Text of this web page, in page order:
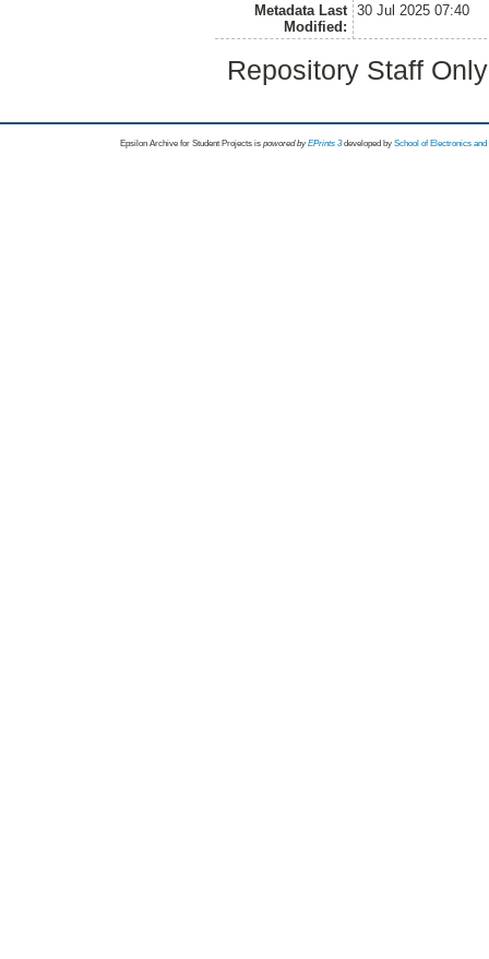
Metadata Last
Modified:
30 Jul 2025 07:40
Repository Staff
Epsilon Archive for Student Projects is powored byEPrints 3 developed by School of Electronics